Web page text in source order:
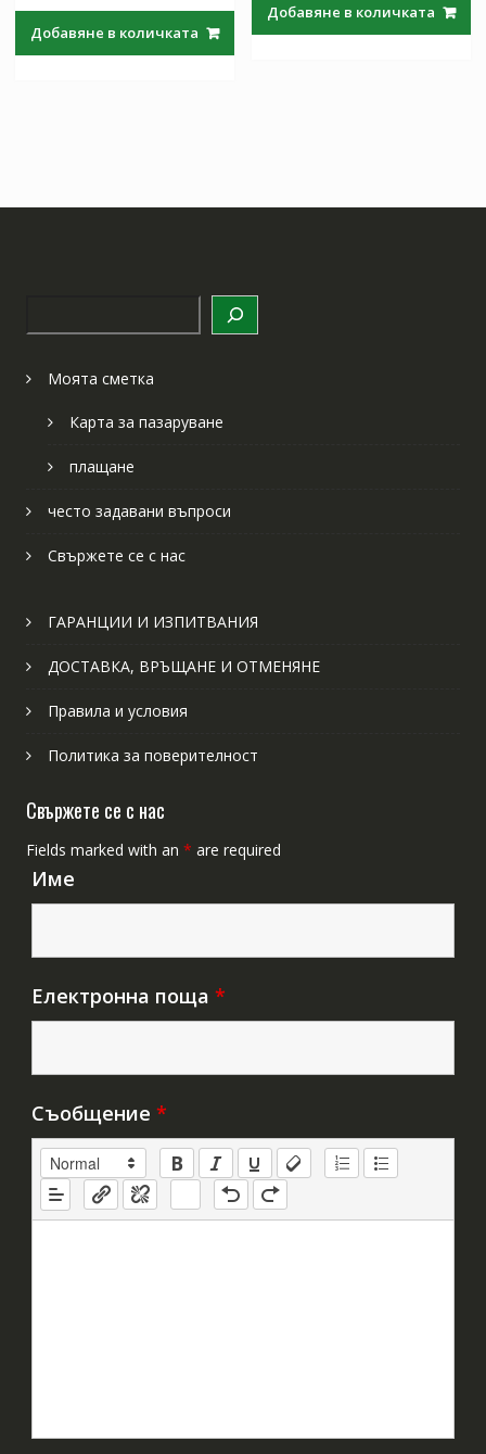
97.97 лв..57.64 лв..
Добавяне в количката
97.97 лв..57.64
Добавяне в количката
Моята сметка
Карта за пазаруване
плащане
често задавани въпроси
Свържете се с нас
ГАРАНЦИИ И ИЗПИТВАНИЯ
ДОСТАВКА, ВРЪЩАНЕ И ОТМЕНЯНЕ
Правила и условия
Политика за поверителност
Свържете се с нас
Fields marked with an * are required
Име
Електронна поща *
Съобщение *